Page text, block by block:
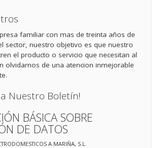
familiar con mas de treinta años de
sector, nuestro objetivo es que nuestro
el producto o servicio que necesitan al
olvidarnos de una atencion inmejorable
Nuestro Boletín!
BÁSICA SOBRE
DE DATOS
A MARIÑA, S.L.